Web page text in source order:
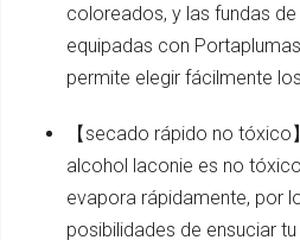
coloreados, y las fundas
equipadas con
permite elegir fácilmente
【secado rápido no
alcohol laconie es no
evapora rápidamente, por
posibilidades de ensuciar